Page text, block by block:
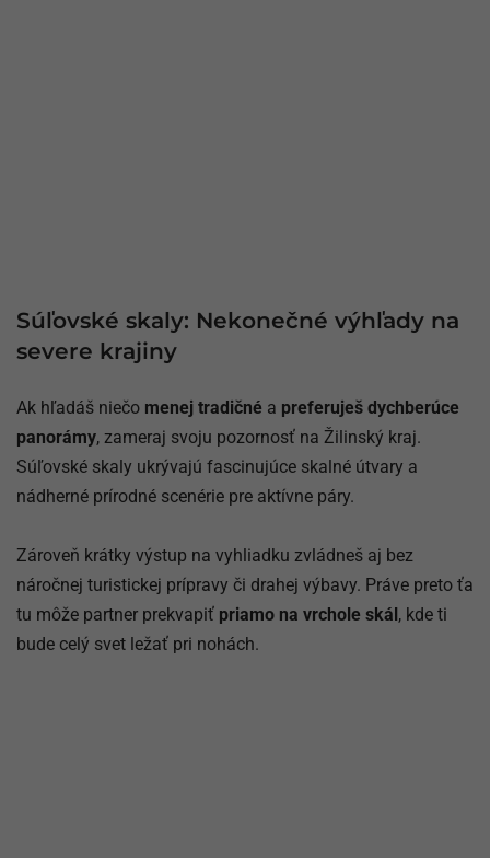
Súľovské skaly: Nekonečné výhľady na
severe krajiny
Ak hľadáš niečo menej tradičné a preferuješ dychberúce
panorámy, zameraj svoju pozornosť na Žilinský kraj.
Súľovské skaly ukrývajú fascinujúce skalné útvary a
nádherné prírodné scenérie pre aktívne páry.
Zároveň krátky výstup na vyhliadku zvládneš aj bez
náročnej turistickej prípravy či drahej výbavy. Práve preto ťa
tu môže partner prekvapiť priamo na vrchole skál, kde ti
bude celý svet ležať pri nohách.